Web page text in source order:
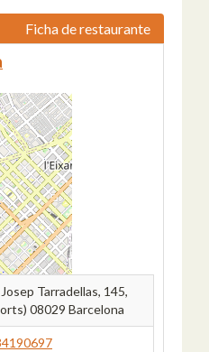
Ficha de restaurante
Tarradellas, 145,
08029 Barcelona